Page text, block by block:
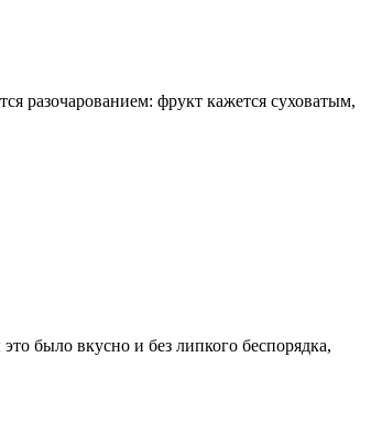
разочарованием: фрукт кажется суховатым,
было вкусно и без липкого беспорядка,